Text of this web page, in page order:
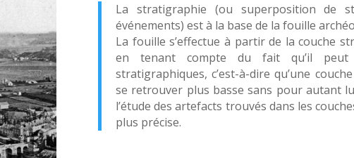
La stratigraphie (ou superposition de
événements) est à la base de la fouille
La fouille s’effectue à partir de la couche
en tenant compte du fait qu’il peut
stratigraphiques, c’est-à-dire qu’une
se retrouver plus basse sans pour autant
l’étude des artefacts trouvés dans les
plus précise.